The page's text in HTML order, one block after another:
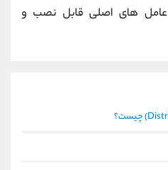
های اصلی قابل نصب و